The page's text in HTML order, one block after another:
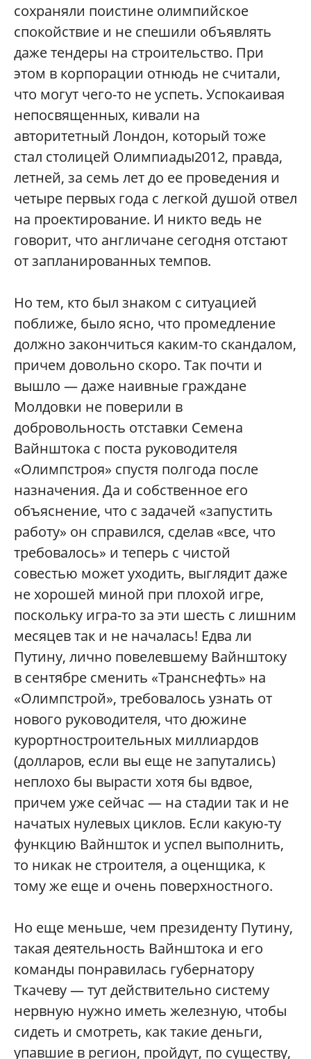
сохраняли поистине олимпийское
спокойствие и не спешили объявлять
даже тендеры на строительство. При
этом в корпорации отнюдь не считали,
что могут чего-то не успеть. Успокаивая
непосвященных, кивали на
авторитетный Лондон, который тоже
стал столицей Олимпиады2012, правда,
летней, за семь лет до ее проведения и
четыре первых года с легкой душой отвел
на проектирование. И никто ведь не
говорит, что англичане сегодня отстают
от запланированных темпов.
Но тем, кто был знаком с ситуацией
поближе, было ясно, что промедление
должно закончиться каким-то скандалом,
причем довольно скоро. Так почти и
вышло — даже наивные граждане
Молдовки не поверили в
добровольность отставки Семена
Вайнштока с поста руководителя
«Олимпстроя» спустя полгода после
назначения. Да и собственное его
объяснение, что с задачей «запустить
работу» он справился, сделав «все, что
требовалось» и теперь с чистой
совестью может уходить, выглядит даже
не хорошей миной при плохой игре,
поскольку игра-то за эти шесть с лишним
месяцев так и не началась! Едва ли
Путину, лично повелевшему Вайнштоку
в сентябре сменить «Транснефть» на
«Олимпстрой», требовалось узнать от
нового руководителя, что дюжине
курортностроительных миллиардов
(долларов, если вы еще не запутались)
неплохо бы вырасти хотя бы вдвое,
причем уже сейчас — на стадии так и не
начатых нулевых циклов. Если какую-ту
функцию Вайншток и успел выполнить,
то никак не строителя, а оценщика, к
тому же еще и очень поверхностного.
Но еще меньше, чем президенту Путину,
такая деятельность Вайнштока и его
команды понравилась губернатору
Ткачеву — тут действительно систему
нервную нужно иметь железную, чтобы
сидеть и смотреть, как такие деньги,
упавшие в регион, пройдут, по существу,